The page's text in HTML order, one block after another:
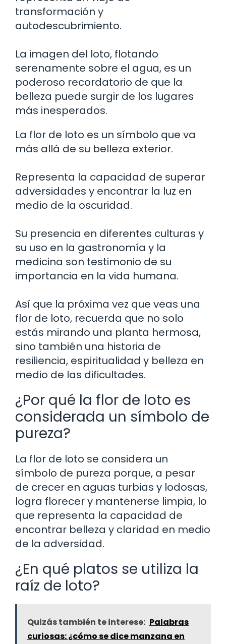
transformación y
autodescubrimiento.
La imagen del loto, flotando
serenamente sobre el agua, es un
poderoso recordatorio de que la
belleza puede surgir de los lugares
más inesperados.
La flor de loto es un símbolo que va
más allá de su belleza exterior.
Representa la capacidad de superar
adversidades y encontrar la luz en
medio de la oscuridad.
Su presencia en diferentes culturas y
su uso en la gastronomía y la
medicina son testimonio de su
importancia en la vida humana.
Así que la próxima vez que veas una
flor de loto, recuerda que no solo
estás mirando una planta hermosa,
sino también una historia de
resiliencia, espiritualidad y belleza en
medio de las dificultades.
¿Por qué la flor de loto es
considerada un símbolo de
pureza?
La flor de loto se considera un
símbolo de pureza porque, a pesar
de crecer en aguas turbias y lodosas,
logra florecer y mantenerse limpia, lo
que representa la capacidad de
encontrar belleza y claridad en medio
de la adversidad.
¿En qué platos se utiliza la
raíz de loto?
Quizás también te interese: Palabras
curiosas: ¿cómo se dice manzana en